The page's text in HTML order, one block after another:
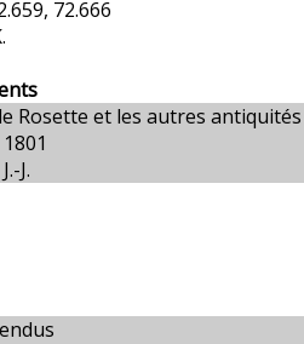
72.666
Rosette et les autres
J.